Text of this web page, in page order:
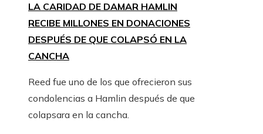
LA CARIDAD DE DAMAR HAMLIN
RECIBE MILLONES EN DONACIONES
DESPUÉS DE QUE COLAPSÓ EN LA
CANCHA
Reed fue uno de los que ofrecieron sus
condolencias a Hamlin después de que
colapsara en la cancha.